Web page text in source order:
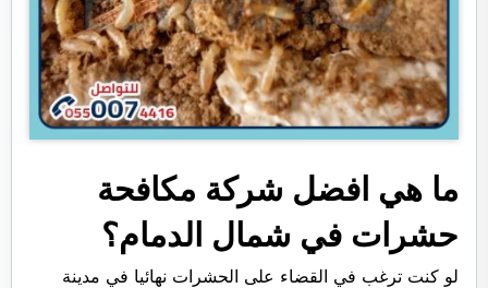
ما هي افضل شركة مكافحة
حشرات في شمال الدمام؟
لو كنت ترغب في القضاء على الحشرات نهائيا في مدينة